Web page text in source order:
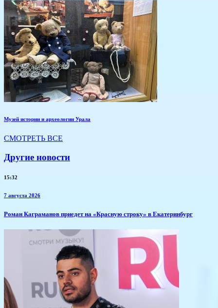
Музей истории и археологии Урала
СМОТРЕТЬ ВСЕ
Другие новости
15:32
7 августа 2026
​Роман Каграманов приедет на «Красную строку» в Екатеринбург